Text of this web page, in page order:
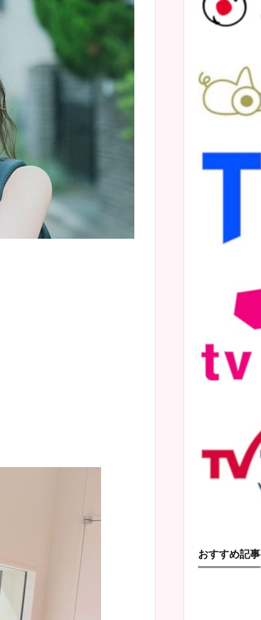
おすすめ記事